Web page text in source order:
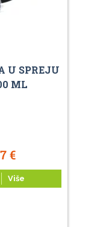
U SPREJU
ML
€
Više